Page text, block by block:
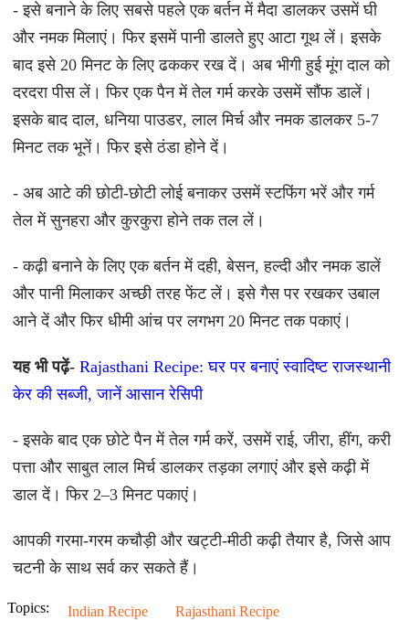
- इसे बनाने के लिए सबसे पहले एक बर्तन में मैदा डालकर उसमें घी
और नमक मिलाएं। फिर इसमें पानी डालते हुए आटा गूथ लें। इसके
बाद इसे 20 मिनट के लिए ढककर रख दें। अब भीगी हुई मूंग दाल को
दरदरा पीस लें। फिर एक पैन में तेल गर्म करके उसमें सौंफ डालें।
इसके बाद दाल, धनिया पाउडर, लाल मिर्च और नमक डालकर 5-7
मिनट तक भूनें। फिर इसे ठंडा होने दें।
- अब आटे की छोटी-छोटी लोई बनाकर उसमें स्टफिंग भरें और गर्म
तेल में सुनहरा और कुरकुरा होने तक तल लें।
- कढ़ी बनाने के लिए एक बर्तन में दही, बेसन, हल्दी और नमक डालें
और पानी मिलाकर अच्छी तरह फेंट लें। इसे गैस पर रखकर उबाल
आने दें और फिर धीमी आंच पर लगभग 20 मिनट तक पकाएं।
यह भी पढ़ें- Rajasthani Recipe: घर पर बनाएं स्वादिष्ट राजस्थानी
केर की सब्जी, जानें आसान रेसिपी
- इसके बाद एक छोटे पैन में तेल गर्म करें, उसमें राई, जीरा, हींग, करी
पत्ता और साबुत लाल मिर्च डालकर तड़का लगाएं और इसे कढ़ी में
डाल दें। फिर 2–3 मिनट पकाएं।
आपकी गरमा-गरम कचौड़ी और खट्टी-मीठी कढ़ी तैयार है, जिसे आप
चटनी के साथ सर्व कर सकते हैं।
Topics: Indian Recipe Rajasthani Recipe